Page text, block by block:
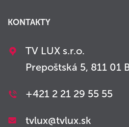
KONTAKTY
TV LUX s.r.o.
Prepoštská 5, 811 01
+421 2 21 29 55 55
tvlux@tvlux.sk